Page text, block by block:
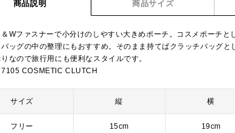
商品説明 商品サイズ
＆Wファスナーで小分けのしやすい大きめポーチ。コスメポーチと
バッグの中の整理にもおすすめ。そのまま持てばクラッチバッグと
なので旅行用にも便利なスタイルです。
7105 COSMETIC CLUTCH
サイズ 縦 横
フリー 15cm 19cm